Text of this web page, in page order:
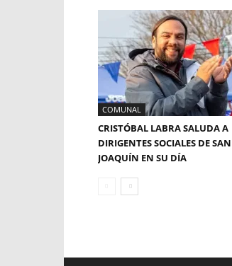
COMUNAL
CRISTÓBAL LABRA SALUDA A
DIRIGENTES SOCIALES DE SAN
JOAQUÍN EN SU DÍA